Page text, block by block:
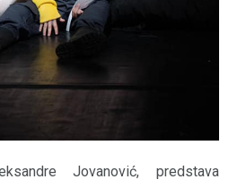
Jovanović, predstava